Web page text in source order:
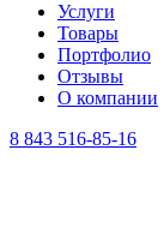
Услуги
Товары
Портфолио
Отзывы
О компании
8 843 516-85-16